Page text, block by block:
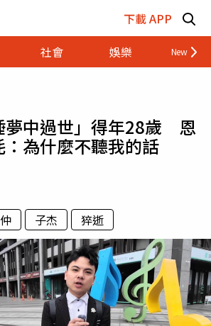
下載 APP
社會 娛樂 財經
夢中過世」得年28歲 恩
為什麼不聽我的話
子杰 猝逝